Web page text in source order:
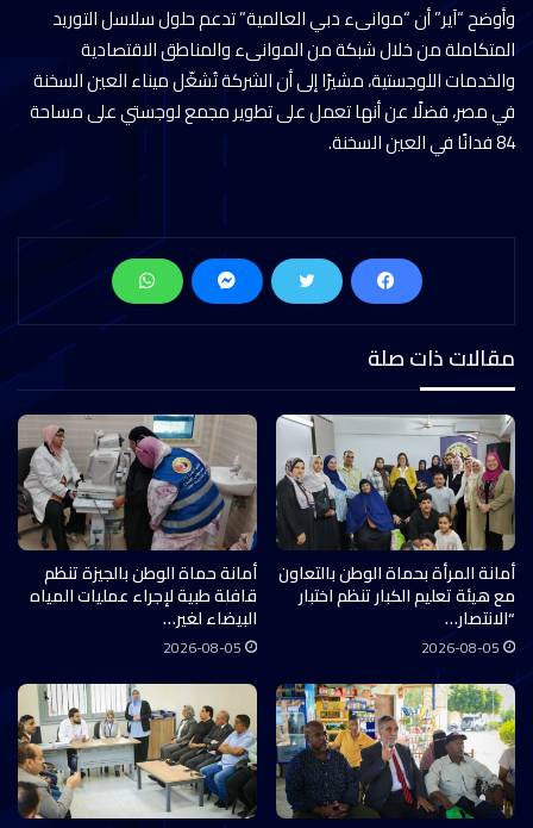
وأوضح “آير” أن “موانىء دبي العالمية” تدعم حلول سلاسل التوريد
المتكاملة من خلال شبكة من الموانىء والمناطق الاقتصادية
والخدمات اللوجستية، مشيرًا إلى أن الشركة تُشغّل ميناء العين السخنة
في مصر، فضلًا عن أنها تعمل على تطوير مجمع لوجستي على مساحة
84 فدانًا في العين السخنة.
مقالات ذات صلة
أمانة المرأة بحماة الوطن بالتعاون
مع هيئة تعليم الكبار تنظم اختبار
“الانتصار…
2026-08-05
أمانة حماة الوطن بالجيزة تنظم
قافلة طبية لإجراء عمليات المياه
البيضاء لغير…
2026-08-05